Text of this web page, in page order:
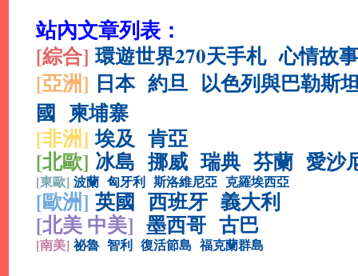
站內文章列表：
[綜合] 環遊世界270天手札 心情故事
[亞洲] 日本 約旦 以色列與巴勒斯
國 柬埔寨
[非洲]埃及 肯亞
[北歐] 冰島 挪威 瑞典 芬蘭 愛沙
[東歐] 波蘭 匈牙利 斯洛維尼亞 克羅埃西亞
[歐洲] 英國 西班牙 義大利
[北美 中美] 墨西哥 古巴
[南美] 祕魯 智利 復活節島 福克蘭群島